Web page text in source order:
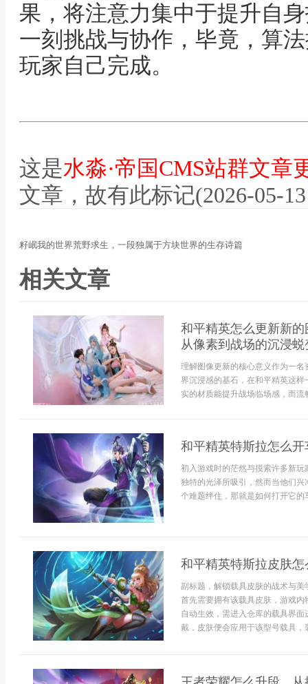
果，将注意力集中于提升自
一刻挑战与协作，毕竟，算
玩家自己完成。
这是水淼·帝国CMS站群文章
文章，故有此标记(2026-05-
籽岷我的世界荒野求生，一段独属于方块世界的生存诗篇
相关文章
和平精英怎么更新新
从像素到战场的沉浸蜕
理解图像更新的核心意义作为一
界沉浸感的基石，在和平精英这
实的材质能提升战场临场感，而
和平精英特斯拉怎么
初入游戏时的茫然与摸索许多新
独特的光泽所吸引，然而当他们
个难题绊住，那就是如何打开它
和平精英特斯拉皮肤
副标题，解锁载具皮肤的战术与
首先需要拥有该载具皮肤，游戏
自动生效，需进入仓库的载具界
戴，皮肤便会应用于该型号载具